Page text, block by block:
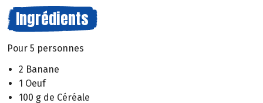
Ingrédients
Pour 5 personnes
2 Banane
1 Oeuf
100 g de Céréale